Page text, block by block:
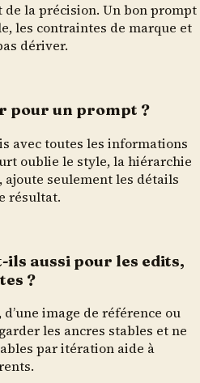
la précision. Un bon prompt
les contraintes de marque et
dériver.
pour un prompt ?
avec toutes les informations
oublie le style, la hiérarchie
seulement les détails
résultat.
aussi pour les edits,
?
image de référence ou
les ancres stables et ne
par itération aide à